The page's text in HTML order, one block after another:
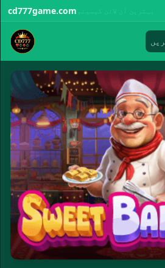
cd777game.com بہترین آن لائن کیسینو